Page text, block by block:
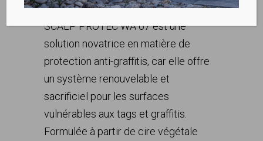
SCALP PROTEC WA 67 est une
solution novatrice en matière de
protection anti-graffitis, car elle offre
un système renouvelable et
sacrificiel pour les surfaces
vulnérables aux tags et graffitis.
Formulée à partir de cire végétale